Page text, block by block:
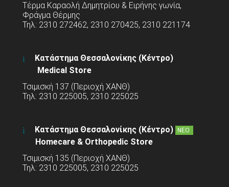
Τέρμα Καραολή Δημητρίου & Ειρήνης γωνία,
Φράγμα Θέρμης
Τηλ: 2310 272462, 2310 270425, 2310 221174
Κατάστημα Θεσσαλονίκης (Κέντρο)
Medical Store
Τσιμισκή 137 (Περιοχή ΧΑΝΘ)
Τηλ: 2310 225005, 2310 225025
Κατάστημα Θεσσαλονίκης (Κέντρο) ΝΕΟ
Homecare & Orthopedic Store
Τσιμισκή 135 (Περιοχή ΧΑΝΘ)
Τηλ: 2310 225005, 2310 225025